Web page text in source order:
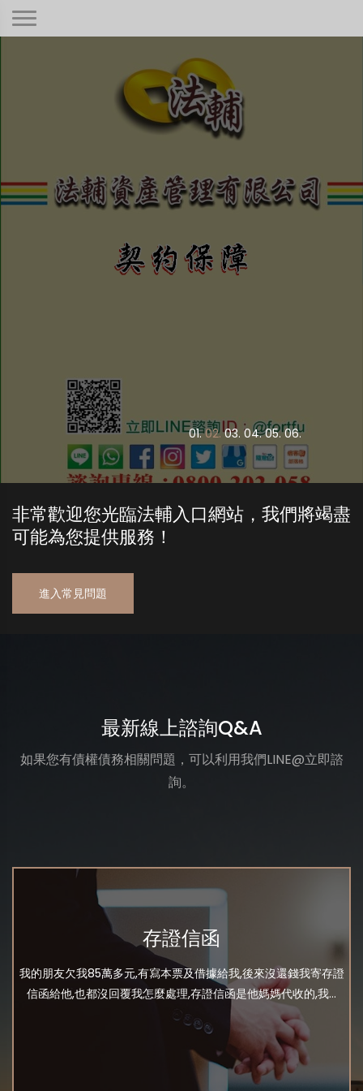
本公司秉持著合情合理合法、正規經
營、健全制度，只要是合法有憑據的債
01. 02. 03. 04. 05. 06.
非常歡迎您光臨法輔入口網站，我們將竭盡
可能為您提供服務！
進入常見問題
最新線上諮詢Q&A
如果您有債權債務相關問題，可以利用我們LINE@立即諮
詢。
存證信函
我的朋友欠我85萬多元,有寫本票及借據給我,後來沒還錢我寄存證
信函給他,也都沒回覆我怎麼處理,存證信函是他媽媽代收的,我...